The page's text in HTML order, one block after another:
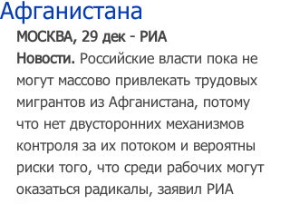
Афганистана
МОСКВА, 29 дек - РИА
Новости. Российские власти пока не
могут массово привлекать трудовых
мигрантов из Афганистана, потому
что нет двусторонних механизмов
контроля за их потоком и вероятны
риски того, что среди рабочих могут
оказаться радикалы, заявил РИА